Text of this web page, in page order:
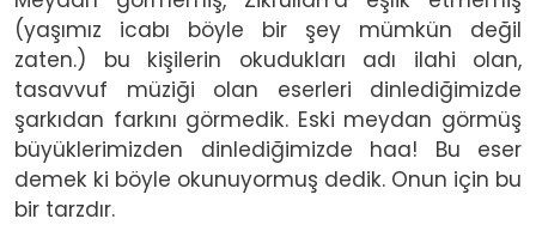
(yaşımız icabı böyle bir şey mümkün değil
zaten.) bu kişilerin okudukları adı ilahi olan,
tasavvuf müziği olan eserleri dinlediğimizde
şarkıdan farkını görmedik. Eski meydan görmüş
büyüklerimizden dinlediğimizde haa! Bu eser
demek ki böyle okunuyormuş dedik. Onun için bu
bir tarzdır.